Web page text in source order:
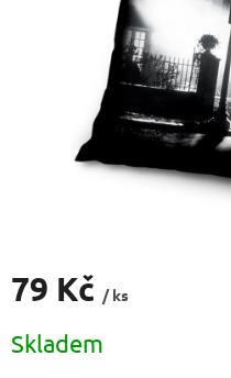
79 Kč / ks
cena:
Skladem